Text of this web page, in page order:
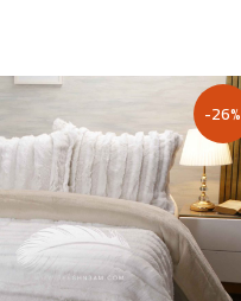
-26%